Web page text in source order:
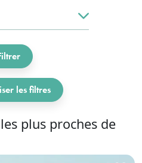
les filtres
plus proches de